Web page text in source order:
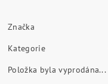
Značka
Kategorie
Položka byla vyprodána...